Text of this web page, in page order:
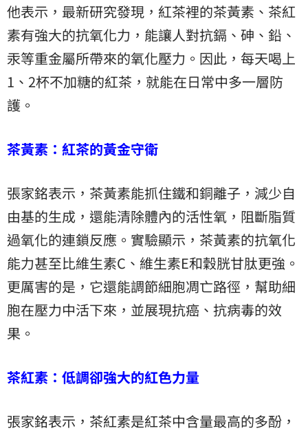
他表示，最新研究發現，紅茶裡的茶黃素、茶紅
素有強大的抗氧化力，能讓人對抗鎘、砷、鉛、
汞等重金屬所帶來的氧化壓力。因此，每天喝上
1、2杯不加糖的紅茶，就能在日常中多一層防
護。
茶黃素：紅茶的黃金守衛
張家銘表示，茶黃素能抓住鐵和銅離子，減少自
由基的生成，還能清除體內的活性氧，阻斷脂質
過氧化的連鎖反應。實驗顯示，茶黃素的抗氧化
能力甚至比維生素C、維生素E和穀胱甘肽更強。
更厲害的是，它還能調節細胞凋亡路徑，幫助細
胞在壓力中活下來，並展現抗癌、抗病毒的效
果。
茶紅素：低調卻強大的紅色力量
張家銘表示，茶紅素是紅茶中含量最高的多酚，